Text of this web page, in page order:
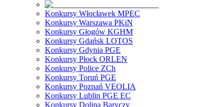
Konkursy Włocławek MPEC
Konkursy Warszawa PKiN
Konkursy Głogów KGHM
Konkursy Gdańsk LOTOS
Konkursy Gdynia PGE
Konkursy Płock ORLEN
Konkursy Police ZCh
Konkursy Toruń PGE
Konkursy Poznań VEOLIA
Konkursy Lublin PGE EC
Konkursy Dolina Baryczy